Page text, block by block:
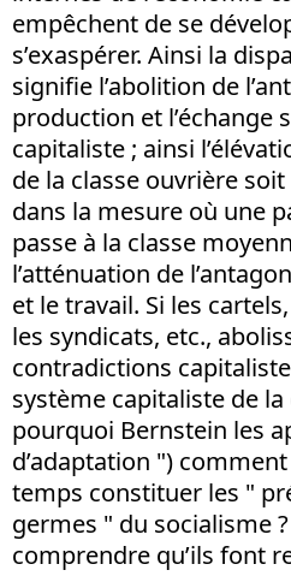
empêchent de se
s’exaspérer. Ainsi la
signifie l’abolition de
production et l’échange
capitaliste ; ainsi
de la classe ouvrière
dans la mesure où une
passe à la classe
l’atténuation de
et le travail. Si les
les syndicats, etc.,
contradictions
système capitaliste de la
pourquoi Bernstein les
d’adaptation ")
temps constituer les "
germes " du socialisme
comprendre qu’ils font